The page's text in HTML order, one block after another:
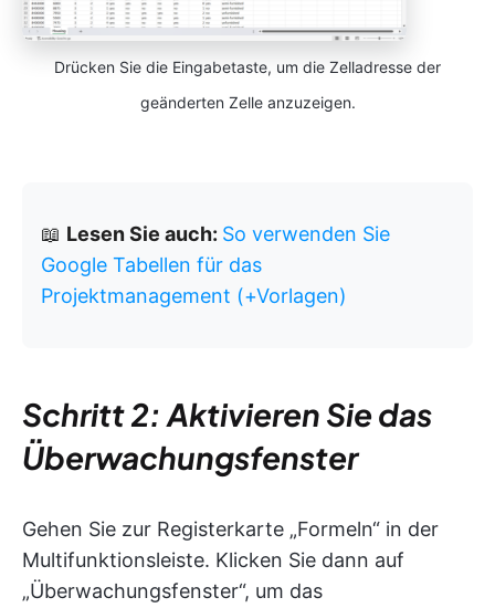
Drücken Sie die Eingabetaste, um die Zelladresse der
geänderten Zelle anzuzeigen.
📖 Lesen Sie auch: So verwenden Sie
Google Tabellen für das
Projektmanagement (+Vorlagen)
Schritt 2: Aktivieren Sie das
Überwachungsfenster
Gehen Sie zur Registerkarte „Formeln“ in der
Multifunktionsleiste. Klicken Sie dann auf
„Überwachungsfenster“, um das